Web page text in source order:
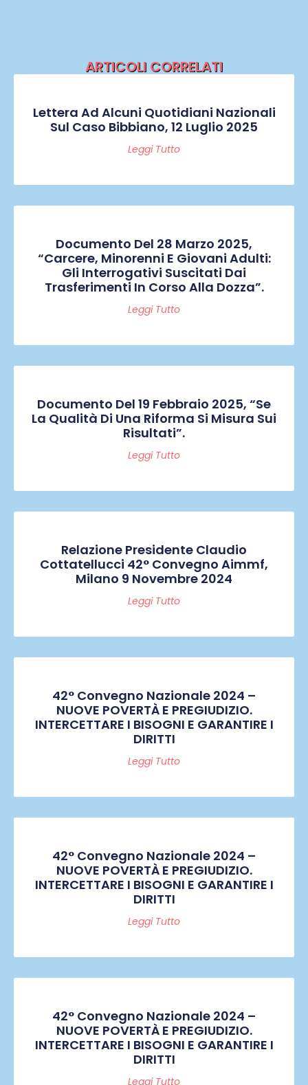
ARTICOLI CORRELATI
Lettera Ad Alcuni Quotidiani Nazionali
Sul Caso Bibbiano, 12 Luglio 2025
Leggi Tutto
Documento Del 28 Marzo 2025,
“Carcere, Minorenni E Giovani Adulti:
Gli Interrogativi Suscitati Dai
Trasferimenti In Corso Alla Dozza”.
Leggi Tutto
Documento Del 19 Febbraio 2025, “Se
La Qualità Di Una Riforma Si Misura Sui
Risultati”.
Leggi Tutto
Relazione Presidente Claudio
Cottatellucci 42° Convegno Aimmf,
Milano 9 Novembre 2024
Leggi Tutto
42° Convegno Nazionale 2024 –
NUOVE POVERTÀ E PREGIUDIZIO.
INTERCETTARE I BISOGNI E GARANTIRE I
DIRITTI
Leggi Tutto
42° Convegno Nazionale 2024 –
NUOVE POVERTÀ E PREGIUDIZIO.
INTERCETTARE I BISOGNI E GARANTIRE I
DIRITTI
Leggi Tutto
42° Convegno Nazionale 2024 –
NUOVE POVERTÀ E PREGIUDIZIO.
INTERCETTARE I BISOGNI E GARANTIRE I
DIRITTI
Leggi Tutto